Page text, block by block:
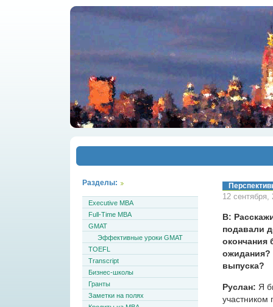
12 сентября,
В:
подавали
окончания
ожидания?
выпуска?
Руслан: Я
участником
Разделы:
Executive MBA
Full-Time MBA
GMAT
Эффективные уроки GMAT
TOEFL
Transcript
Бизнес-школы
Гранты
Заметки на полях